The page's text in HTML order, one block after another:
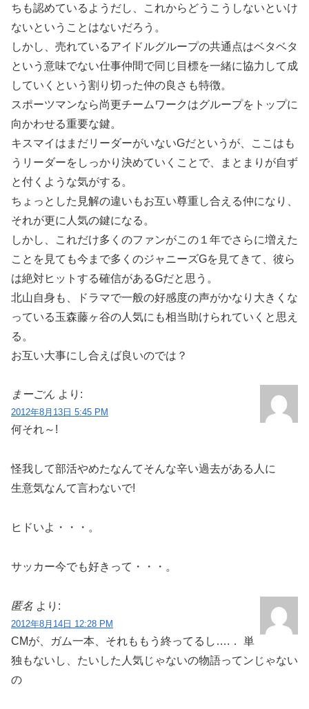
ちも認めているようだし、これからどうこうしないといけ
ないということはないだろう。
しかし、売れているアイドルグループの共通点はベタベタ
という意味でない仕事仲間で同じ目標を一緒に協力して成
していくという割り切った仲の良さも特徴。
スポーツマンなら尚更チームワークはグループをトップに
向かわせる重要な鍵。
キスマイはまだリーダーがいないGだというが、ここはも
うリーダーをしっかり決めていくことで、まとまりが自ず
と付くような気がする。
ちょっとした見解の違いもお互い尊重し合える仲になり、
それが更に人気の鍵になる。
しかし、これだけ多くのファンがこの１年でさらに増えた
ことを見ても今まで多くのジャニーズGを見てきて、彼ら
は絶対ヒットする確信があるGだと思う。
北山自身も、ドラマで一般の好感度の声がかなり大きくな
っている玉森藤ヶ谷の人気にも相当助けられていくと思え
る。
お互い大事にし合えば良いのでは？
まーごん より:
2012年8月13日 5:45 PM
何それ～!
怪我して部活やめたなんてそんな辛い過去がある人に
生意気なんて言わないで!
ヒドいよ・・・。
サッカー今でも好きって・・・。
匿名 より:
2012年8月14日 12:28 PM
CMが、ガム一本、それももう終ってるし….． 単
独もないし、たいした人気じゃないの物語ってンじゃない
の